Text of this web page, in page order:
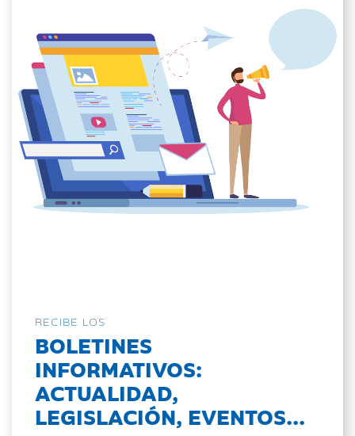
RECIBE LOS
BOLETINES
INFORMATIVOS:
ACTUALIDAD,
LEGISLACIÓN, EVENTOS...